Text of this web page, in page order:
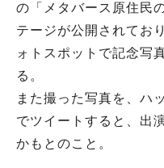
の「メタバース原住民
テージが公開されてお
ォトスポットで記念写
る。
また撮った写真を、ハ
でツイートすると、出
かもとのこと。